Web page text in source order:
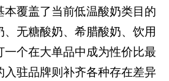
本覆盖了当前低温酸奶类目的
无糖酸奶、希腊酸奶、饮用
一个在大单品中成为性价比最
入驻品牌则补齐各种存在差异